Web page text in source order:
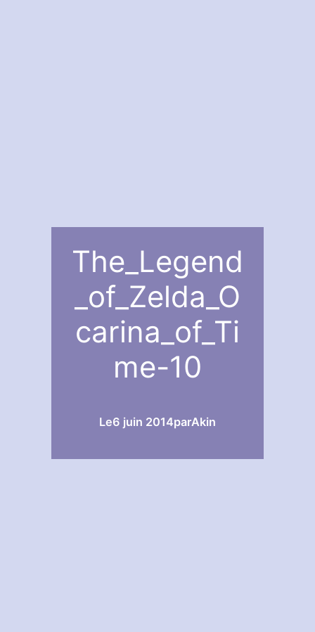
The_Legend
_of_Zelda_O
carina_of_Ti
me-10
Le6 juin 2014parAkin